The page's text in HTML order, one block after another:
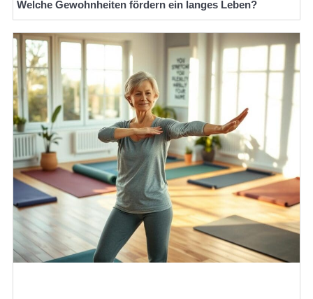
Welche Gewohnheiten fördern ein langes Leben?